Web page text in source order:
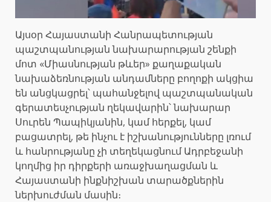
Այսօր Հայաստանի Հանրապետության
պաշտպանության նախարարության շենքի
մոտ «Միասնության թևեր» քաղաքական
նախաձեռնության անդամները բողոքի ակցիա
են անցկացրել՝ պահանջելով պաշտպանական
գերատեսչության ղեկավարին՝ նախարար
Սուրեն Պապիկյանին, կամ հերքել, կամ
բացատրել, թե ինչու է իշխանությունները լռում
և հանրությանը չի տեղեկացնում Ադրբեջանի
կողմից իր դիրքերի առաջխաղացման և
Հայաստանի ինքնիշխան տարածքներին
ներխուժման մասին։